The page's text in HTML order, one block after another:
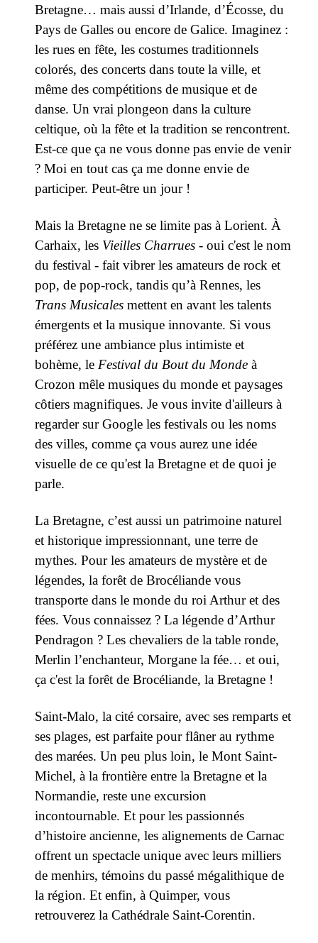
Bretagne… mais aussi d’Irlande, d’Écosse, du
Pays de Galles ou encore de Galice. Imaginez :
les rues en fête, les costumes traditionnels
colorés, des concerts dans toute la ville, et
même des compétitions de musique et de
danse. Un vrai plongeon dans la culture
celtique, où la fête et la tradition se rencontrent.
Est-ce que ça ne vous donne pas envie de venir
? Moi en tout cas ça me donne envie de
participer. Peut-être un jour !
Mais la Bretagne ne se limite pas à Lorient. À
Carhaix, les Vieilles Charrues - oui c'est le nom
du festival - fait vibrer les amateurs de rock et
pop, de pop-rock, tandis qu’à Rennes, les
Trans Musicales mettent en avant les talents
émergents et la musique innovante. Si vous
préférez une ambiance plus intimiste et
bohème, le Festival du Bout du Monde à
Crozon mêle musiques du monde et paysages
côtiers magnifiques. Je vous invite d'ailleurs à
regarder sur Google les festivals ou les noms
des villes, comme ça vous aurez une idée
visuelle de ce qu'est la Bretagne et de quoi je
parle.
La Bretagne, c’est aussi un patrimoine naturel
et historique impressionnant, une terre de
mythes. Pour les amateurs de mystère et de
légendes, la forêt de Brocéliande vous
transporte dans le monde du roi Arthur et des
fées. Vous connaissez ? La légende d’Arthur
Pendragon ? Les chevaliers de la table ronde,
Merlin l’enchanteur, Morgane la fée… et oui,
ça c'est la forêt de Brocéliande, la Bretagne !
Saint-Malo, la cité corsaire, avec ses remparts et
ses plages, est parfaite pour flâner au rythme
des marées. Un peu plus loin, le Mont Saint-
Michel, à la frontière entre la Bretagne et la
Normandie, reste une excursion
incontournable. Et pour les passionnés
d’histoire ancienne, les alignements de Carnac
offrent un spectacle unique avec leurs milliers
de menhirs, témoins du passé mégalithique de
la région. Et enfin, à Quimper, vous
retrouverez la Cathédrale Saint-Corentin.